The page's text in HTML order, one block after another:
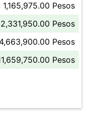
1,165,975.00 Pesos
Pesos
Pesos
Pesos